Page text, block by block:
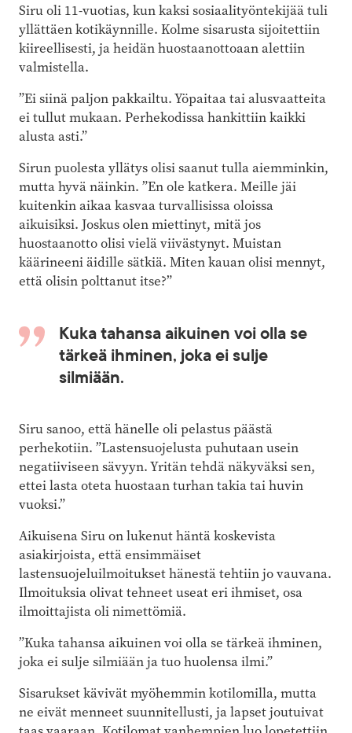
Siru oli 11-vuotias, kun kaksi sosiaalityöntekijää tuli
yllättäen kotikäynnille. Kolme sisarusta sijoitettiin
kiireellisesti, ja heidän huostaanottoaan alettiin
valmistella.
”Ei siinä paljon pakkailtu. Yöpaitaa tai alusvaatteita
ei tullut mukaan. Perhekodissa hankittiin kaikki
alusta asti.”
Sirun puolesta yllätys olisi saanut tulla aiemminkin,
mutta hyvä näinkin. ”En ole katkera. Meille jäi
kuitenkin aikaa kasvaa turvallisissa oloissa
aikuisiksi. Joskus olen miettinyt, mitä jos
huostaanotto olisi vielä viivästynyt. Muistan
käärineeni äidille sätkiä. Miten kauan olisi mennyt,
että olisin polttanut itse?”
Kuka tahansa aikuinen voi olla se
tärkeä ihminen, joka ei sulje
silmiään.
Siru sanoo, että hänelle oli pelastus päästä
perhekotiin. ”Lastensuojelusta puhutaan usein
negatiiviseen sävyyn. Yritän tehdä näkyväksi sen,
ettei lasta oteta huostaan turhan takia tai huvin
vuoksi.”
Aikuisena Siru on lukenut häntä koskevista
asiakirjoista, että ensimmäiset
lastensuojeluilmoitukset hänestä tehtiin jo vauvana.
Ilmoituksia olivat tehneet useat eri ihmiset, osa
ilmoittajista oli nimettömiä.
”Kuka tahansa aikuinen voi olla se tärkeä ihminen,
joka ei sulje silmiään ja tuo huolensa ilmi.”
Sisarukset kävivät myöhemmin kotilomilla, mutta
ne eivät menneet suunnitellusti, ja lapset joutuivat